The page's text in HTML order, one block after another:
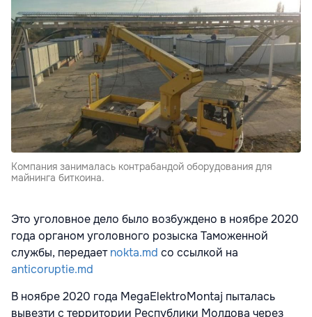
Компания занималась контрабандой оборудования для
майнинга биткоина.
Это уголовное дело было возбуждено в ноябре 2020
года органом уголовного розыска Таможенной
службы, передаетnokta.md со ссылкой на
anticoruptie.md
В ноябре 2020 года MegaElektroMontaj пыталась
вывезти с территории Республики Молдова через